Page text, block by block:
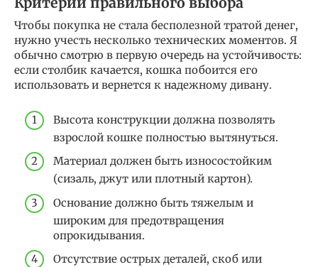
Чтобы покупка не стала бесполезной тратой денег,
нужно учесть несколько технических моментов. Я
обычно смотрю в первую очередь на устойчивость:
если столбик качается, кошка побоится его
использовать и вернется к надежному дивану.
Высота конструкции должна позволять
взрослой кошке полностью вытянуться.
Материал должен быть износостойким
(сизаль, джут или плотный картон).
Основание должно быть тяжелым и
широким для предотвращения
опрокидывания.
Отсутствие острых деталей, скоб или